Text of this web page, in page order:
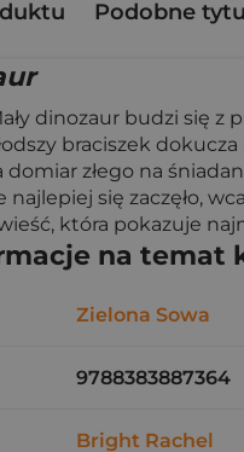
Podobne
dinozaur budzi się z
braciszek
złego na
najlepiej się zaczęło,
która pokazuje
na temat
Zielona Sowa
9788383887364
Bright Rachel